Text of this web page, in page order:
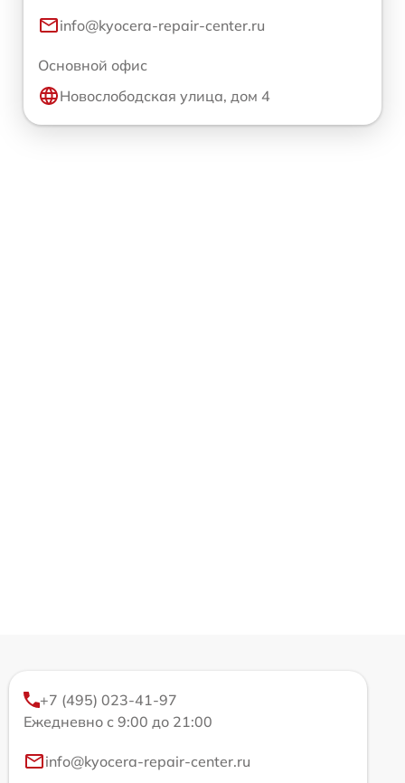
info@kyocera-repair-center.ru
Основной офис
Новослободская улица, дом 4
+7 (495) 023-41-97
Ежедневно с 9:00 до 21:00
info@kyocera-repair-center.ru